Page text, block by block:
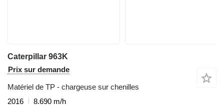
Caterpillar 963K
Prix sur demande
Matériel de TP - chargeuse sur chenilles
2016
8.690 m/h